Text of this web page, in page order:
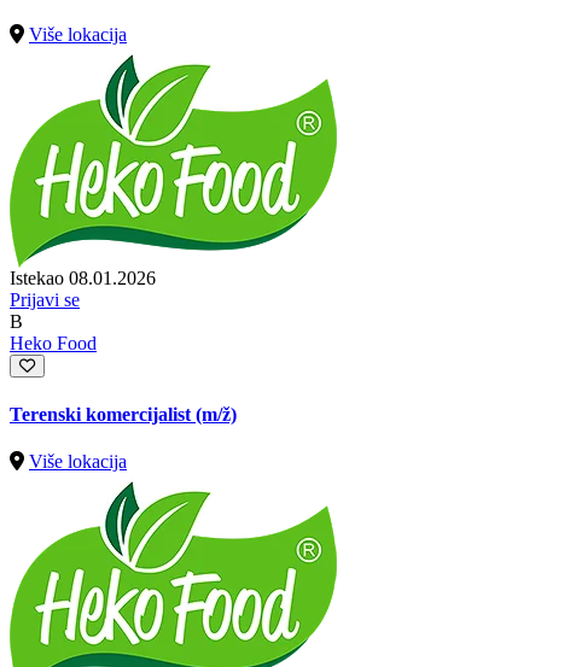
Više lokacija
Istekao 08.01.2026
Prijavi se
B
Heko Food
Terenski komercijalist (m/ž)
Više lokacija